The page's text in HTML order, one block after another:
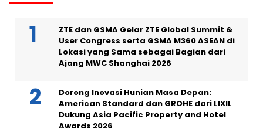
ZTE dan GSMA Gelar ZTE Global Summit &
User Congress serta GSMA M360 ASEAN di
Lokasi yang Sama sebagai Bagian dari
Ajang MWC Shanghai 2026
Dorong Inovasi Hunian Masa Depan:
American Standard dan GROHE dari LIXIL
Dukung Asia Pacific Property and Hotel
Awards 2026